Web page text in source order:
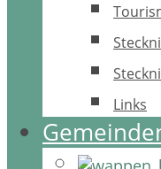
Links